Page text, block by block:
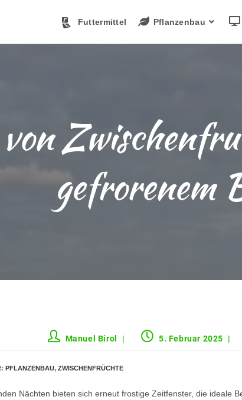
Futtermittel Pflanzenbau
gefrorenem
Manuel Birol 5. Februar 2025
: PFLANZENBAU, ZWISCHENFRÜCHTE
Nächten bieten sich erneut frostige Zeitfenster, die ideale